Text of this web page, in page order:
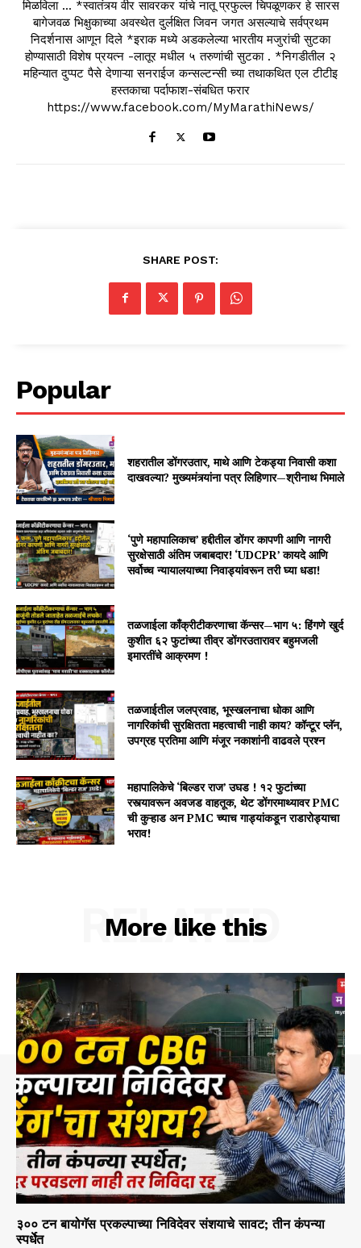
मिळविला ... *स्वातंत्र्य वीर सावरकर यांचे नातू प्रफुल्ल चिपळूणकर हे सारस
बागेजवळ भिक्षुकाच्या अवस्थेत दुर्लक्षित जिवन जगत असल्याचे सर्वप्रथम
निदर्शनास आणून दिले *इराक मध्ये अडकलेल्या भारतीय मजुरांची सुटका
होण्यासाठी विशेष प्रयत्न -लातूर मधील ५ तरुणांची सुटका . *निगडीतील २
महिन्यात दुप्पट पैसे देणाऱ्या सनराईज कन्सल्टन्सी च्या तथाकथित एल टीटीइ
हस्तकाचा पर्दाफाश-संबधित फरार
https://www.facebook.com/MyMarathiNews/
SHARE POST:
Popular
शहरातील डोंगरउतार, माथे आणि टेकड्या निवासी कशा
दाखवल्या? मुख्यमंत्र्यांना पत्र लिहिणार—श्रीनाथ भिमाले
‘पुणे महापालिकाच’ हद्दीतील डोंगर कापणी आणि नागरी
सुरक्षेसाठी अंतिम जबाबदार! ‘UDCPR’ कायदे आणि
सर्वोच्च न्यायालयाच्या निवाड्यांवरून तरी घ्या धडा!
तळजाईला काँक्रीटीकरणाचा कॅन्सर—भाग ५: हिंगणे खुर्द
कुशीत ६२ फुटांच्या तीव्र डोंगरउतारावर बहुमजली
इमारतींचे आक्रमण !
तळजाईतील जलप्रवाह, भूस्खलनाचा धोका आणि
नागरिकांची सुरक्षितता महत्वाची नाही काय? कॉन्टूर प्लॅन,
उपग्रह प्रतिमा आणि मंजूर नकाशांनी वाढवले प्रश्न
महापालिकेचे ‘बिल्डर राज’ उघड ! १२ फुटांच्या
रस्त्यावरून अवजड वाहतूक, थेट डोंगरमाथ्यावर PMC
ची कुऱ्हाड अन PMC च्याच गाड्यांकडून राडारोड्याचा
भराव!
More like this
RELATED
३०० टन बायोगॅस प्रकल्पाच्या निविदेवर संशयाचे सावट; तीन कंपन्या
स्पर्धेत